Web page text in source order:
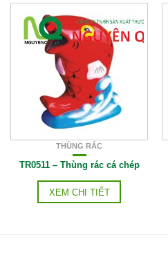
THÙNG RÁC
TR0511 – Thùng rác cá chép
XEM CHI TIẾT